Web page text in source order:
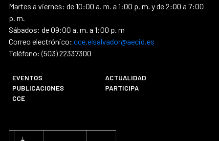
Martes a viernes: de 10:00 a. m. a 1:00 p. m. y de 2:00 a 7:00
p. m.
Sábados: de 09:00 a. m. a 1:00 p. m
Correo electrónico: cce.elsalvador@aecid.es
Teléfono: (503) 22337300
EVENTOS
ACTUALIDAD
PUBLICACIONES
PARTICIPA
CCE